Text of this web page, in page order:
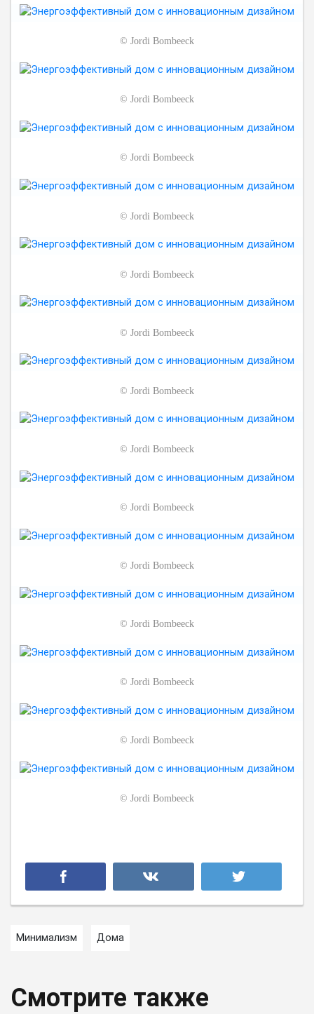
© Jordi Bombeeck
© Jordi Bombeeck
© Jordi Bombeeck
© Jordi Bombeeck
© Jordi Bombeeck
© Jordi Bombeeck
© Jordi Bombeeck
© Jordi Bombeeck
© Jordi Bombeeck
© Jordi Bombeeck
© Jordi Bombeeck
© Jordi Bombeeck
© Jordi Bombeeck
© Jordi Bombeeck
Минимализм Дома
Смотрите также